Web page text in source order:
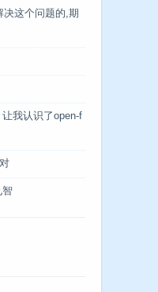
这个问题的,期
我认识了open-f
智